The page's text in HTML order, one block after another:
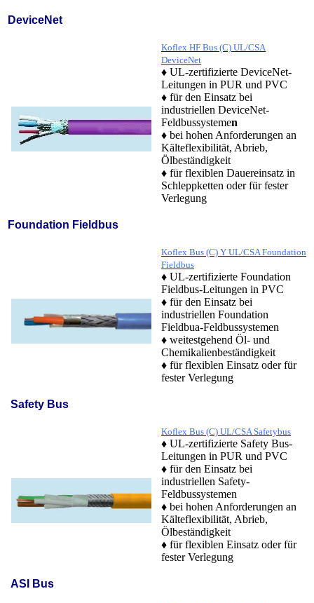
DeviceNet
Koflex HF Bus (C) UL/CSA
DeviceNet
♦ UL-zertifizierte DeviceNet-
Leitungen in PUR und PVC
♦ für den Einsatz bei
industriellen DeviceNet-
Feldbussystemen
♦ bei hohen Anforderungen an
Kälteflexibilität, Abrieb,
Ölbeständigkeit
♦ für flexiblen Dauereinsatz in
Schleppketten oder für fester
Verlegung
Foundation Fieldbus
Koflex Bus (C) Y UL/CSA Foundation
Fieldbus
♦ UL-zertifizierte Foundation
Fieldbus-Leitungen in PVC
♦ für den Einsatz bei
industriellen Foundation
Fieldbua-Feldbussystemen
♦ weitestgehend Öl- und
Chemikalienbeständigkeit
♦ für flexiblen Einsatz oder für
fester Verlegung
Safety Bus
Koflex Bus (C) UL/CSA Safetybus
♦ UL-zertifizierte Safety Bus-
Leitungen in PUR und PVC
♦ für den Einsatz bei
industriellen Safety-
Feldbussystemen
♦ bei hohen Anforderungen an
Kälteflexibilität, Abrieb,
Ölbeständigkeit
♦ für flexiblen Einsatz oder für
fester Verlegung
ASI Bus